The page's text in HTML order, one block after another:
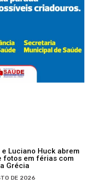
Luciano Huck abrem
fotos em férias com
Grécia
DE 2026